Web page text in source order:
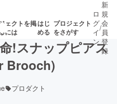
ェクトを掲
には
はじ
める
プロジェクト
をさがす
募集終了が近いプ
ロジェクト
ロ
グ
イ
ン
/
新
規
会
員
登
録
!スナップピアス
Brooch)
プロダクト